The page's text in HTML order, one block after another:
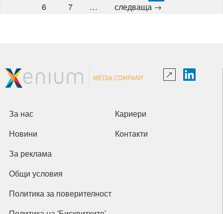
6
7 … следваща →
За нас Кариери
Новини Контакти
За реклама
Общи условия
Политика за поверителност